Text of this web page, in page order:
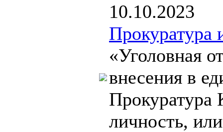
10.10.2023
Прокуратура
«Уголовная
внесения в
Прокуратура
личность,